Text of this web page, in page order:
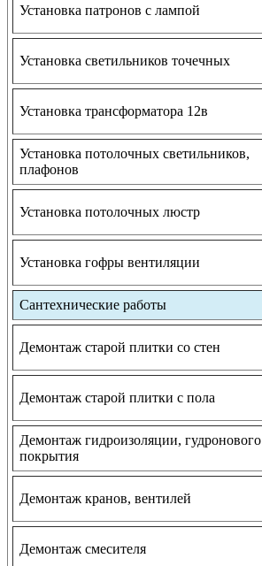
Установка патронов с лампой
Установка светильников точечных
Установка трансформатора 12в
Установка потолочных светильников,
плафонов
Установка потолочных люстр
Установка гофры вентиляции
Сантехнические работы
Демонтаж старой плитки со стен
Демонтаж старой плитки с пола
Демонтаж гидроизоляции, гудронового
покрытия
Демонтаж кранов, вентилей
Демонтаж смесителя